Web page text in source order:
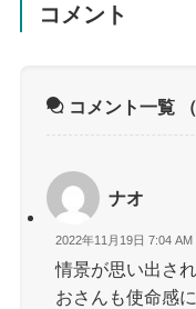
コメント
コメント一覧
ナオ
2022年11月19日 7:04 AM
情景が思い出さ
おさんも使命感